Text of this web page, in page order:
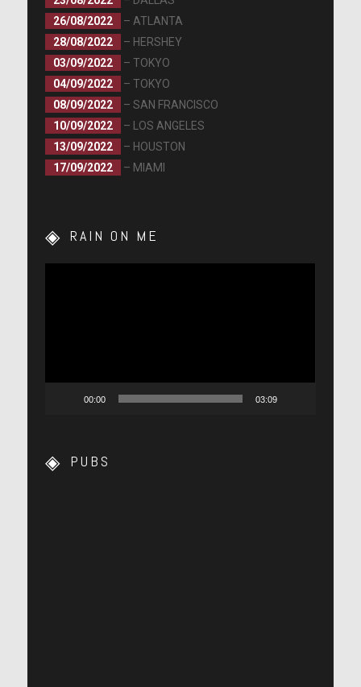
26/08/2022
– ATLANTA
28/08/2022
– HERSHEY
03/09/2022
– TOKYO
04/09/2022
– TOKYO
08/09/2022
– SAN FRANCISCO
10/09/2022
– LOS ANGELES
13/09/2022
– HOUSTON
17/09/2022
– MIAMI
RAIN ON ME
00:00 03:09
PUBS